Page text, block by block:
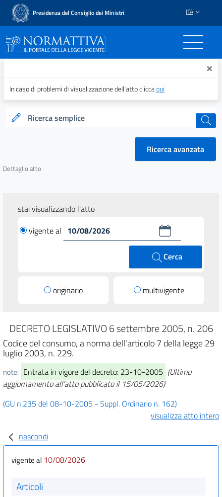
Presidenza del Consiglio dei Ministri ITA
Normattiva - Il portale ×
In caso di problemi di visualizzazione dell’atto cliccaqui
Ricerca semplice cerca
Ricerca avanzata
Dettaglio atto
stai visualizzando l'atto
vigente al
Cerca
originario multivigente
DECRETO LEGISLATIVO 6 settembre 2005, n. 206
Codice del consumo, a norma dell'articolo 7 della legge 29
luglio 2003, n. 229.
note: Entrata in vigore del decreto: 23-10-2005 (Ultimo
aggiornamento all'atto pubblicato il 15/05/2026)
(GU n.235 del 08-10-2005 - Suppl. Ordinario n. 162)
visualizza atto intero
nascondi
vigente al 10/08/2026
Articoli